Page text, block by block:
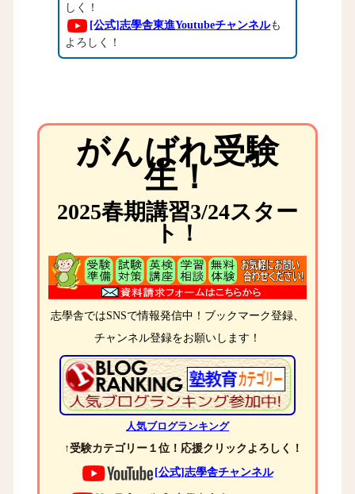
しく！
[公式]志學舎東進Youtubeチャンネルも
よろしく！
がんばれ受験
生！
2025春期講習3/24スター
ト！
志學舎ではSNSで情報発信中！ブックマーク登録、
チャンネル登録をお願いします！
人気ブログランキング
↑受験カテゴリー１位！応援クリックよろしく！
[公式]志學舎チャンネル